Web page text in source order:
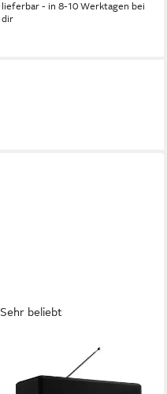
lieferbar - in 8-10 Werktagen bei
dir
Sehr beliebt
RADIO 3SIXTY Internet-
Radio